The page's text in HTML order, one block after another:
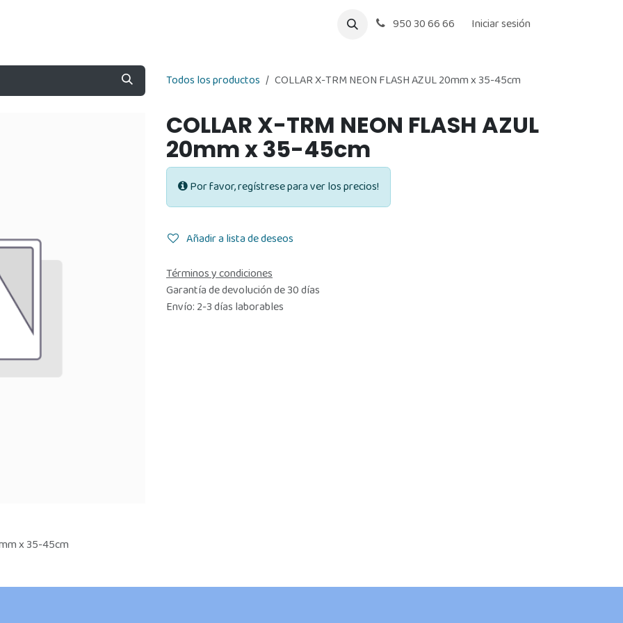
950 30 66 66 Iniciar sesión
Todos los productos COLLAR X-TRM NEON FLASH AZUL 20mm x 35-45cm
COLLAR X-TRM NEON FLASH AZUL
20mm x 35-45cm
Por favor, regístrese para ver los precios!
Añadir a lista de deseos
Términos y condiciones
Garantía de devolución de 30 días
Envío: 2-3 días laborables
x 35-45cm